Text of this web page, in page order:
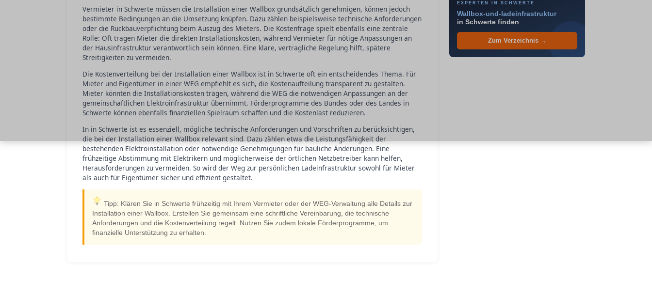
Vermieter in Schwerte müssen die Installation einer Wallbox grundsätzlich genehmigen, können jedoch
bestimmte Bedingungen an die Umsetzung knüpfen. Dazu zählen beispielsweise technische Anforderungen
oder die Rückbauverpflichtung beim Auszug des Mieters. Die Kostenfrage spielt ebenfalls eine zentrale
Rolle: Oft tragen Mieter die direkten Installationskosten, während Vermieter für nötige Anpassungen an
der Hausinfrastruktur verantwortlich sein können. Eine klare, vertragliche Regelung hilft, spätere
Streitigkeiten zu vermeiden.
Die Kostenverteilung bei der Installation einer Wallbox ist in Schwerte oft ein entscheidendes Thema. Für
Mieter und Eigentümer in einer WEG empfiehlt es sich, die Kostenaufteilung transparent zu gestalten.
Mieter könnten die Installationskosten tragen, während die WEG die notwendigen Anpassungen an der
gemeinschaftlichen Elektroinfrastruktur übernimmt. Förderprogramme des Bundes oder des Landes in
Schwerte können ebenfalls finanziellen Spielraum schaffen und die Kostenlast reduzieren.
In in Schwerte ist es essenziell, mögliche technische Anforderungen und Vorschriften zu berücksichtigen,
die bei der Installation einer Wallbox relevant sind. Dazu zählen etwa die Leistungsfähigkeit der
bestehenden Elektroinstallation oder notwendige Genehmigungen für bauliche Änderungen. Eine
frühzeitige Abstimmung mit Elektrikern und möglicherweise der örtlichen Netzbetreiber kann helfen,
Herausforderungen zu vermeiden. So wird der Weg zur persönlichen Ladeinfrastruktur sowohl für Mieter
als auch für Eigentümer sicher und effizient gestaltet.
Tipp: Klären Sie in Schwerte frühzeitig mit Ihrem Vermieter oder der WEG-Verwaltung alle Details zur
Installation einer Wallbox. Erstellen Sie gemeinsam eine schriftliche Vereinbarung, die technische
Anforderungen und die Kostenverteilung regelt. Nutzen Sie zudem lokale Förderprogramme, um
finanzielle Unterstützung zu erhalten.
EXPERTEN IN SCHWERTE
Wallbox-und-ladeinfrastruktur
in Schwerte finden
Zum Verzeichnis →